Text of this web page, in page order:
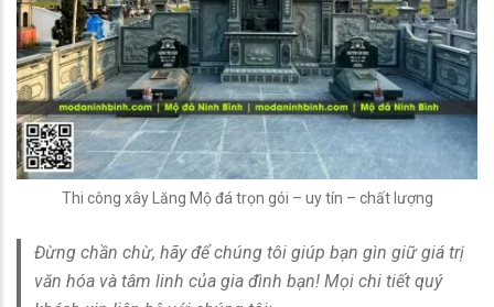
Thi công xây Lăng Mộ đá trọn gói – uy tín – chất lượng
Đừng chần chừ, hãy để chúng tôi giúp bạn gìn giữ giá trị
văn hóa và tâm linh của gia đình bạn! Mọi chi tiết quý